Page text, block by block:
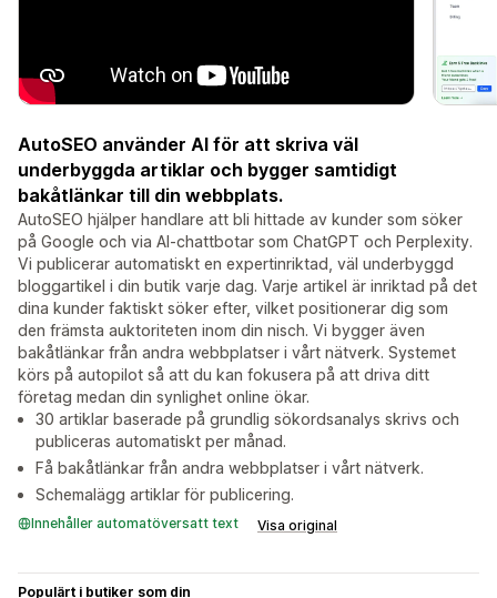
AutoSEO använder AI för att skriva väl
underbyggda artiklar och bygger samtidigt
bakåtlänkar till din webbplats.
AutoSEO hjälper handlare att bli hittade av kunder som söker
på Google och via AI-chattbotar som ChatGPT och Perplexity.
Vi publicerar automatiskt en expertinriktad, väl underbyggd
bloggartikel i din butik varje dag. Varje artikel är inriktad på det
dina kunder faktiskt söker efter, vilket positionerar dig som
den främsta auktoriteten inom din nisch. Vi bygger även
bakåtlänkar från andra webbplatser i vårt nätverk. Systemet
körs på autopilot så att du kan fokusera på att driva ditt
företag medan din synlighet online ökar.
30 artiklar baserade på grundlig sökordsanalys skrivs och
publiceras automatiskt per månad.
Få bakåtlänkar från andra webbplatser i vårt nätverk.
Schemalägg artiklar för publicering.
Innehåller automatöversatt text Visa original
Populärt i butiker som din